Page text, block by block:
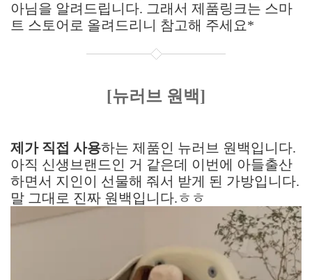
아님을 알려드립니다. 그래서 제품링크는 스마
트 스토어로 올려드리니 참고해 주세요*
[뉴러브 원백]
제가 직접 사용하는 제품인 뉴러브 원백입니다.
아직 신생브랜드인 거 같은데 이번에 아들출산
하면서 지인이 선물해 줘서 받게 된 가방입니다.
말 그대로 진짜 원백입니다.ㅎㅎ